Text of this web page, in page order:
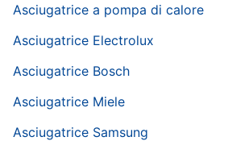
Asciugatrice a pompa di calore
Asciugatrice Electrolux
Asciugatrice Bosch
Asciugatrice Miele
Asciugatrice Samsung